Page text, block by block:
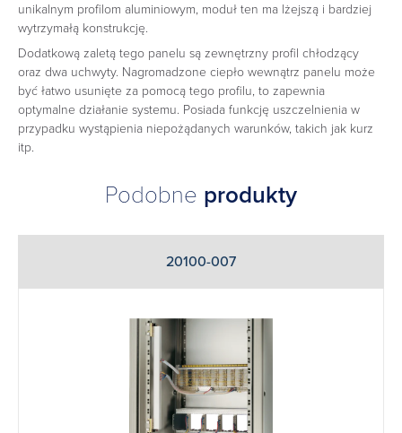
unikalnym profilom aluminiowym, moduł ten ma lżejszą i bardziej
wytrzymałą konstrukcję.
Dodatkową zaletą tego panelu są zewnętrzny profil chłodzący
oraz dwa uchwyty. Nagromadzone ciepło wewnątrz panelu może
być łatwo usunięte za pomocą tego profilu, to zapewnia
optymalne działanie systemu. Posiada funkcję uszczelnienia w
przypadku wystąpienia niepożądanych warunków, takich jak kurz
itp.
Podobne produkty
20100-007